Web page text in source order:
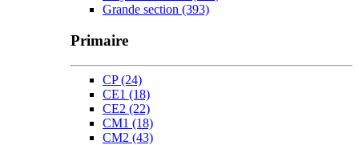
Grande section (393)
Primaire
CP(24)
CE1 (18)
CE2 (22)
CM1 (18)
CM2 (43)